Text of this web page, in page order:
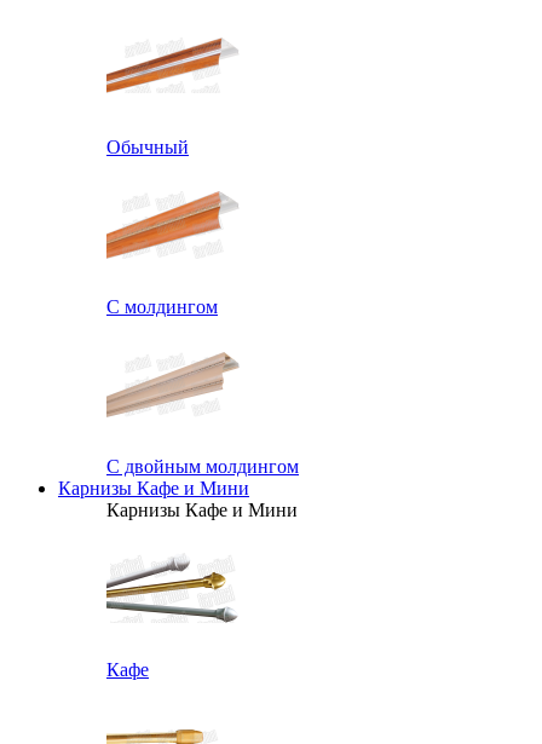
Обычный
С молдингом
С двойным молдингом
Карнизы Кафе и Мини
Карнизы Кафе и Мини
Кафе